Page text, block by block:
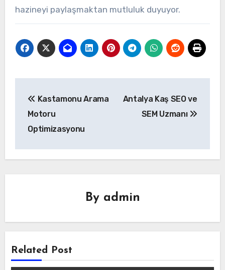
hazineyi paylaşmaktan mutluluk duyuyor.
gezinmesi
Kastamonu Arama
Motoru
Optimizasyonu
Antalya Kaş SEO ve
SEM Uzmanı
By admin
Related Post